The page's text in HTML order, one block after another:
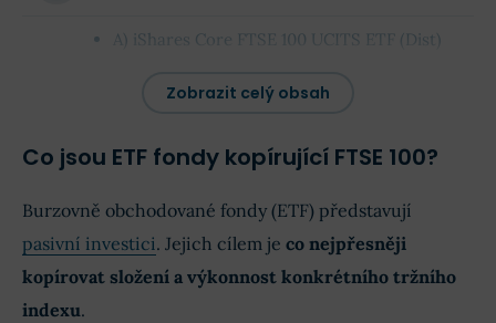
A) iShares Core FTSE 100 UCITS ETF (Dist)
C) iShares Core FTSE 100 UCITS ETF (Acc)
Kde FTSE 100 ETF nakupovat?
Automatické investování přes robo-advisory
platformy
Zobrazit celý obsah
Co jsou ETF fondy kopírující FTSE 100?
Burzovně obchodované fondy (ETF) představují
pasivní investici. Jejich cílem je co nejpřesněji
kopírovat složení a výkonnost konkrétního tržního
indexu.